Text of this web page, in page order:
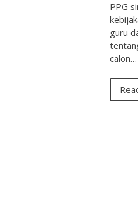
PPG
guru
calon…